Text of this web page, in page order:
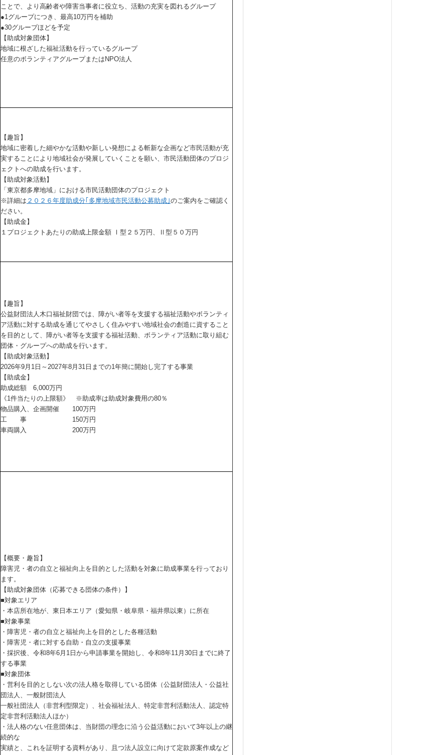
ことで、より高齢者や障害当事者に役立ち、活動の充実を図れるグループ
●1グループにつき、最高10万円を補助
●30グループほどを予定
【助成対象団体】
地域に根ざした福祉活動を行っているグループ
任意のボランティアグループまたはNPO法人
【趣旨】
地域に密着した細やかな活動や新しい発想による斬新な企画など市民活動が充
実することにより地域社会が発展していくことを願い、市民活動団体のプロジ
ェクトへの助成を行います。
【助成対象活動】
「東京都多摩地域」における市民活動団体のプロジェクト
※詳細は ２０２６年度助成分｢多摩地域市民活動公募助成｣のご案内をご確認く
ださい。
【助成金】
１プロジェクトあたりの助成上限金額 Ⅰ型２５万円、Ⅱ型５０万円
【趣旨】
公益財団法人木口福祉財団では、障がい者等を支援する福祉活動やボランティ
ア活動に対する助成を通じてやさしく住みやすい地域社会の創造に資すること
を目的として、障がい者等を支援する福祉活動、ボランティア活動に取り組む
団体・グループへの助成を行います。
【助成対象活動】
2026年9月1日～2027年8月31日までの1年簡に開始し完了する事業
【助成金】
助成総額 6,000万円
《1件当たりの上限額》 ※助成率は助成対象費用の80％
物品購入、企画開催 100万円
工 事 150万円
車両購入 200万円
【概要・趣旨】
障害児・者の自立と福祉向上を目的とした活動を対象に助成事業を行っており
ます。
【助成対象団体（応募できる団体の条件）】
■対象エリア
・本店所在地が、東日本エリア（愛知県・岐阜県・福井県以東）に所在
■対象事業
・障害児・者の自立と福祉向上を目的とした各種活動
・障害児・者に対する自助・自立の支援事業
・採択後、令和8年6月1日から申請事業を開始し、令和8年11月30日までに終了
する事業
■対象団体
・営利を目的としない次の法人格を取得している団体（公益財団法人・公益社
団法人、一般財団法人
一般社団法人（非営利型限定）、社会福祉法人、特定非営利活動法人、認定特
定非営利活動法人ほか）
・法人格のない任意団体は、当財団の理念に沿う公益活動において3年以上の継
続的な
実績と、これを証明する資料があり、且つ法人設立に向けて定款原案作成など